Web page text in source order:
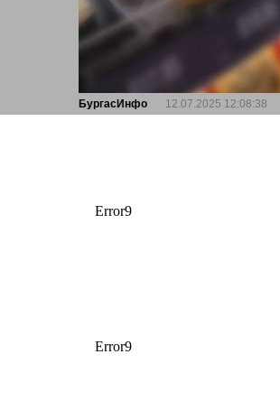
БургасИнфо 12.07.2025 12:08:38